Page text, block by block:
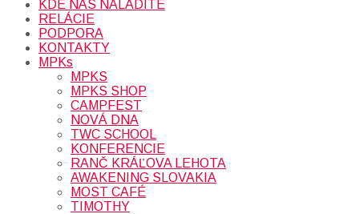
KDE NÁS NALADÍTE
RELÁCIE
PODPORA
KONTAKTY
MPKs
MPKS
MPKS SHOP
CAMPFEST
NOVÁ DNA
TWC SCHOOL
KONFERENCIE
RANČ KRÁĽOVA LEHOTA
AWAKENING SLOVAKIA
MOST CAFÉ
TIMOTHY